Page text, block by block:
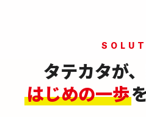
タテカタが
はじめの一歩